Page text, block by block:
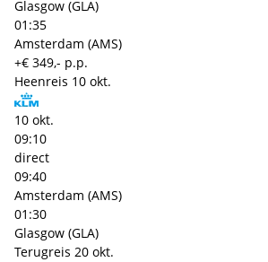
Glasgow (GLA)
01:35
Amsterdam (AMS)
+€ 349,- p.p.
Heenreis 10 okt.
10 okt.
09:10
direct
09:40
Amsterdam (AMS)
01:30
Glasgow (GLA)
Terugreis 20 okt.